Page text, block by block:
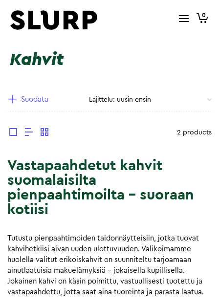
0
Kahvit
Suodata
2 products
Vastapaahdetut kahvit
suomalaisilta
pienpaahtimoilta – suoraan
kotiisi
Tutustu pienpaahtimoiden taidonnäytteisiin, jotka tuovat
kahvihetkiisi aivan uuden ulottuvuuden. Valikoimamme
huolella valitut erikoiskahvit on suunniteltu tarjoamaan
ainutlaatuisia makuelämyksiä – jokaisella kupillisella.
Jokainen kahvi on käsin poimittu, vastuullisesti tuotettu ja
vastapaahdettu, jotta saat aina tuoreinta ja parasta laatua.